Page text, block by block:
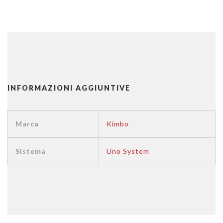
INFORMAZIONI AGGIUNTIVE
Marca Kimbo
Sistema Uno System